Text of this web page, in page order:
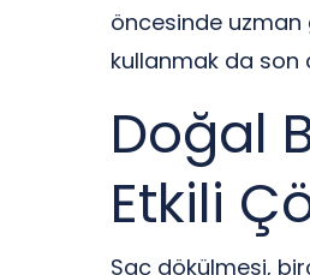
öncesinde uzman
kullanmak da son
Doğal
Etkili
Saç dökülmesi,